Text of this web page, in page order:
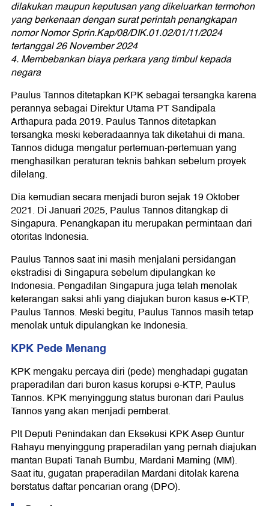
dilakukan maupun keputusan yang dikeluarkan termohon
yang berkenaan dengan surat perintah penangkapan
nomor Nomor Sprin.Kap/08/DIK.01.02/01/11/2024
tertanggal 26 November 2024
4. Membebankan biaya perkara yang timbul kepada
negara
Paulus Tannos ditetapkan KPK sebagai tersangka karena
perannya sebagai Direktur Utama PT Sandipala
Arthapura pada 2019. Paulus Tannos ditetapkan
tersangka meski keberadaannya tak diketahui di mana.
Tannos diduga mengatur pertemuan-pertemuan yang
menghasilkan peraturan teknis bahkan sebelum proyek
dilelang.
Dia kemudian secara menjadi buron sejak 19 Oktober
2021. Di Januari 2025, Paulus Tannos ditangkap di
Singapura. Penangkapan itu merupakan permintaan dari
otoritas Indonesia.
Paulus Tannos saat ini masih menjalani persidangan
ekstradisi di Singapura sebelum dipulangkan ke
Indonesia. Pengadilan Singapura juga telah menolak
keterangan saksi ahli yang diajukan buron kasus e-KTP,
Paulus Tannos. Meski begitu, Paulus Tannos masih tetap
menolak untuk dipulangkan ke Indonesia.
KPK Pede Menang
KPK mengaku percaya diri (pede) menghadapi gugatan
praperadilan dari buron kasus korupsi e-KTP, Paulus
Tannos. KPK menyinggung status buronan dari Paulus
Tannos yang akan menjadi pemberat.
Plt Deputi Penindakan dan Eksekusi KPK Asep Guntur
Rahayu menyinggung praperadilan yang pernah diajukan
mantan Bupati Tanah Bumbu, Mardani Maming (MM).
Saat itu, gugatan praperadilan Mardani ditolak karena
berstatus daftar pencarian orang (DPO).